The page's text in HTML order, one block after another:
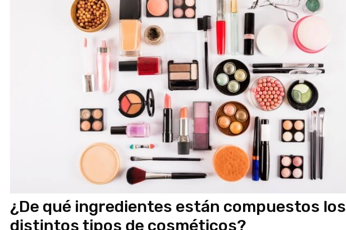
¿De qué ingredientes están compuestos los
distintos tipos de cosméticos?